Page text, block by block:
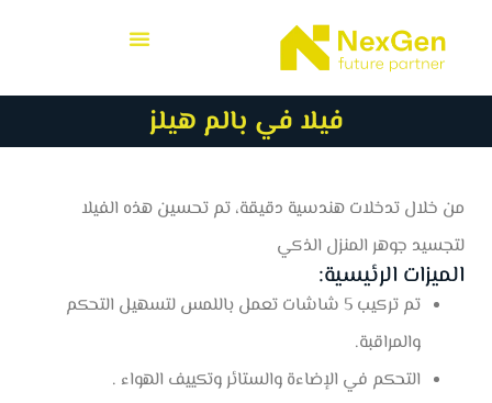
فيلا في بالم هيلز
من خلال تدخلات هندسية دقيقة، تم تحسين هذه الفيلا
لتجسيد جوهر المنزل الذكي
الميزات الرئيسية:
تم تركيب 5 شاشات تعمل باللمس لتسهيل التحكم
والمراقبة.
التحكم في الإضاءة والستائر وتكييف الهواء .